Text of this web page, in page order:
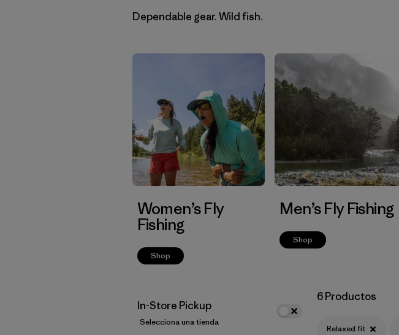
Filtrar por
Features & Processes
Filtrar por
Materials & Fabric
Dependable gear. Wild fish.
Women’s Fly
Fishing
Shop
Men’s Fly Fishing
Shop
In-Store Pickup
Selecciona una tienda
6 Productos
Relaxed fit